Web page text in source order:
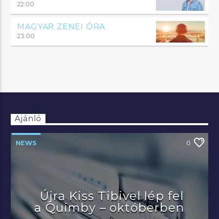
22:00
MAGYAR ZENEI ÓRA
23:00
Ajánló
NEWS 0
Újra Kiss Tibivel lép fel
a Quimby – októberben